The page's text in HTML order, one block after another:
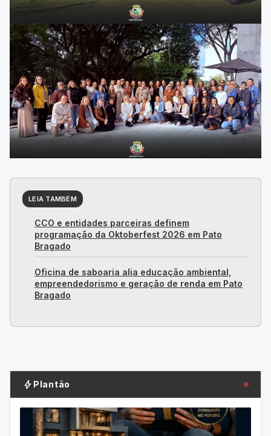
LEIA TAMBÉM
CCO e entidades parceiras definem
programação da Oktoberfest 2026 em Pato
Bragado
Oficina de saboaria alia educação ambiental,
empreendedorismo e geração de renda em Pato
Bragado
bolt Plantão